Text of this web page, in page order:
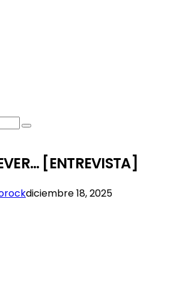
[ENTREVISTA]
diciembre 18, 2025